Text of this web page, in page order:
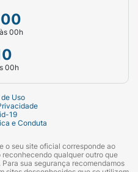
00h
00h
Uso
19
e Conduta
o seu site oficial corresponde ao
qualquer outro que
sua segurança recomendamos